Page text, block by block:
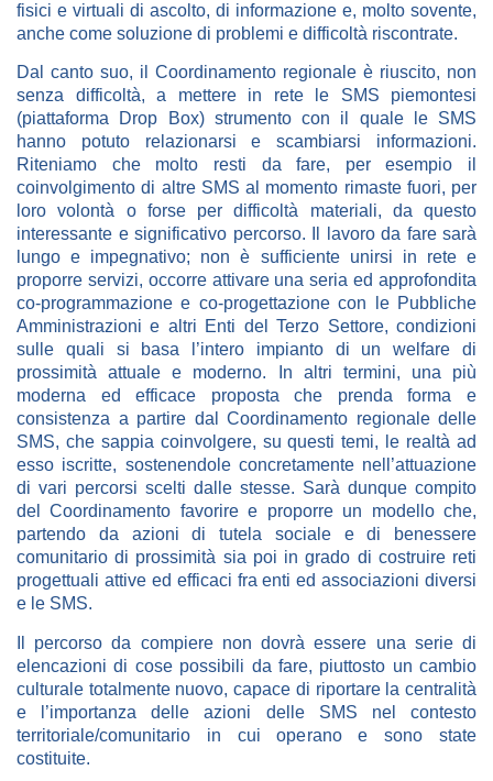
fisici e virtuali di ascolto, di informazione e, molto sovente,
anche come soluzione di problemi e difficoltà riscontrate.
Dal canto suo, il Coordinamento regionale è riuscito, non
senza difficoltà, a mettere in rete le SMS piemontesi
(piattaforma Drop Box) strumento con il quale le SMS
hanno potuto relazionarsi e scambiarsi informazioni.
Riteniamo che molto resti da fare, per esempio il
coinvolgimento di altre SMS al momento rimaste fuori, per
loro volontà o forse per difficoltà materiali, da questo
interessante e significativo percorso. Il lavoro da fare sarà
lungo e impegnativo; non è sufficiente unirsi in rete e
proporre servizi, occorre attivare una seria ed approfondita
co-programmazione e co-progettazione con le Pubbliche
Amministrazioni e altri Enti del Terzo Settore, condizioni
sulle quali si basa l’intero impianto di un welfare di
prossimità attuale e moderno. In altri termini, una più
moderna ed efficace proposta che prenda forma e
consistenza a partire dal Coordinamento regionale delle
SMS, che sappia coinvolgere, su questi temi, le realtà ad
esso iscritte, sostenendole concretamente nell’attuazione
di vari percorsi scelti dalle stesse. Sarà dunque compito
del Coordinamento favorire e proporre un modello che,
partendo da azioni di tutela sociale e di benessere
comunitario di prossimità sia poi in grado di costruire reti
progettuali attive ed efficaci fra enti ed associazioni diversi
e le SMS.
Il percorso da compiere non dovrà essere una serie di
elencazioni di cose possibili da fare, piuttosto un cambio
culturale totalmente nuovo, capace di riportare la centralità
e l’importanza delle azioni delle SMS nel contesto
territoriale/comunitario in cui operano e sono state
costituite.